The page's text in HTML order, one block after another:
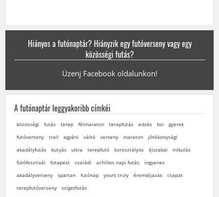
Hiányos a futónaptár? Hiányzik egy futóverseny vagy egy
közösségi futás?
Üzenj Facebook oldalunkon!
A futónaptár leggyakoribb címkéi
közösségi futás terep félmaraton terepfutás edzés bsi
gyerek
futóverseny
trail egyéni váltó verseny maraton
jótékonysági
akadályfutás
kutyás ultra terepfutó korosztályos éjszakai
mikulás
futófesztivál
futapest családi achilles napi futás
ingyenes
akadályverseny
spartan futónap yours truly éremdíjazás
csapat
terepfutóverseny
szigetfutás